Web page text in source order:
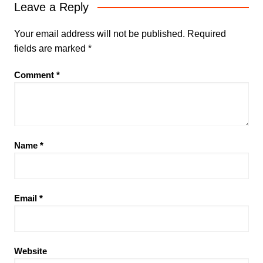
Leave a Reply
Your email address will not be published. Required
fields are marked *
Comment *
Name *
Email *
Website